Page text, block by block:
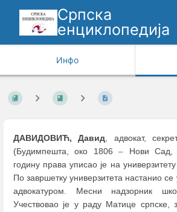
Српска
енциклопедија
Инфо
ДАВИДОВИЋ, Давид, адвокат,
(Будимпешта, око 1806– Нови Сад,
годину права уписао је на
По завршетку универзитета настанио
адвокатуром. Месни надзорник
Учествовао је у раду Матице српске,